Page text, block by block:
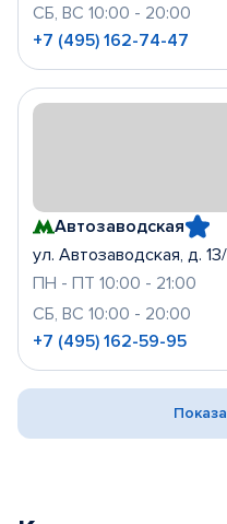
СБ, ВС 10:00 - 20:00
+7 (495) 162-74-47
Автозаводская
ул. Автозаводская, д. 13/
ПН - ПТ 10:00 - 21:00
СБ, ВС 10:00 - 20:00
+7 (495) 162-59-95